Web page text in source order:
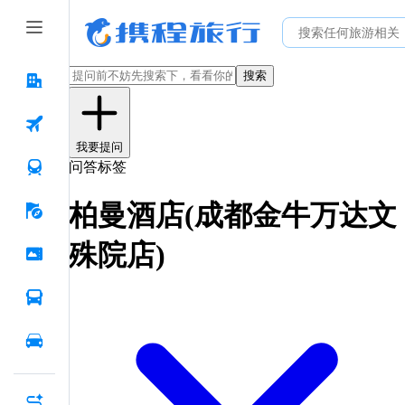
搜索
我要提问
问答标签
柏曼酒店(成都金牛万达文
殊院店)